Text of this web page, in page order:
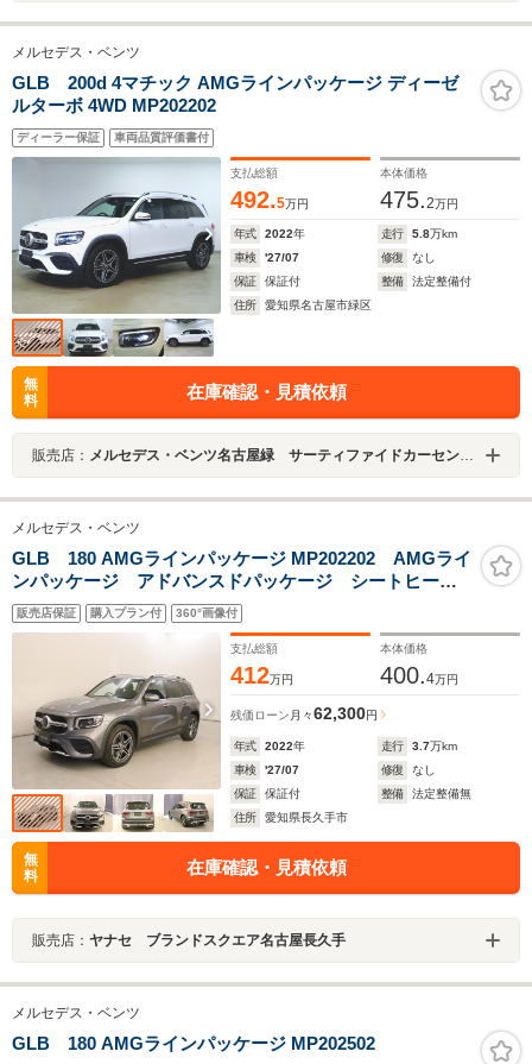
メルセデス・ベンツ
GLB 200d 4マチック AMGラインパッケージ ディーゼ
ルターボ 4WD MP202202
ディーラー保証 車両品質評価書付
支払総額
492.5万円
本体価格
475.2万円
年式 2022年 走行 5.8万km
車検
'27/07 修復
なし
保証
保証付 整備
法定整備付
住所
愛知県名古屋市緑区
無
料
在庫確認・見積依頼
販売店： メルセデス・ベンツ名古屋緑 サーティファイドカーセンター
メルセデス・ベンツ
GLB 180 AMGラインパッケージ MP202202 AMGライ
ンパッケージ アドバンスドパッケージ シートヒータ
ー 3列シート トランクスルー コネクテッド機能 ナ
ビ 音楽プレーヤー接続 Bluetooth接続 TV ETC
販売店保証 購入プラン付 360°画像付
支払総額
412万円
本体価格
400.4万円
残価ローン 月々62,300円
年式 2022年 走行 3.7万km
車検
'27/07 修復
なし
保証
保証付 整備
法定整備無
住所
愛知県長久手市
無
料
在庫確認・見積依頼
販売店： ヤナセ ブランドスクエア名古屋長久手
メルセデス・ベンツ
GLB 180 AMGラインパッケージ MP202502